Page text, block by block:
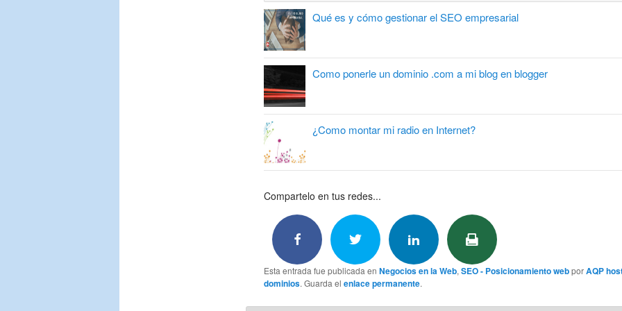
Qué es y cómo gestionar el SEO empresarial
Como ponerle un dominio .com a mi blog en blogger
¿Como montar mi radio en Internet?
Compartelo en tus redes...
Esta entrada fue publicada en Negocios en la Web, SEO - Posicionamiento webporAQP
dominios. Guarda el enlace permanente.